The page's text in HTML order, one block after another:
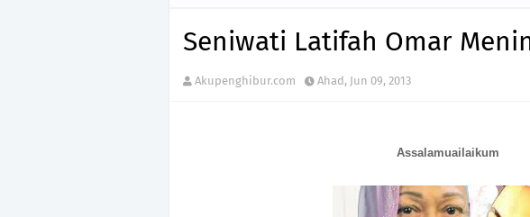
Seniwati Latifah Omar
Akupenghibur.com Ahad, Jun 09, 2013
Assalamuailaikum